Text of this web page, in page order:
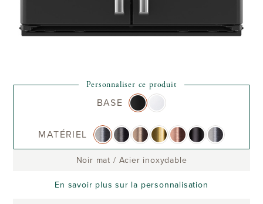
Personnaliser ce produit
BASE
MATÉRIEL
Noir mat / Acier inoxydable
En savoir plus sur la personnalisation